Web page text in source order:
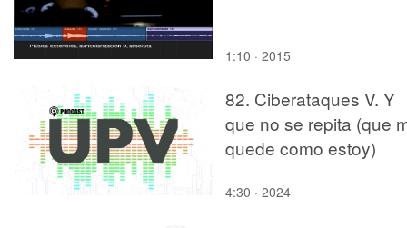
1:10 · 2015
82. Ciberataques V. Y
que no se repita (que
quede como estoy)
4:30 · 2024